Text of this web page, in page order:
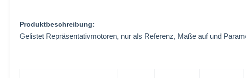
Produktbeschreibung:
Gelistet Repräsentativmotoren, nur als Referenz, Maße auf und